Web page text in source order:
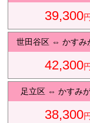
39,300円
世田谷区 ⇔かすみ
42,300円
足立区 ⇔かすみ
38,300円